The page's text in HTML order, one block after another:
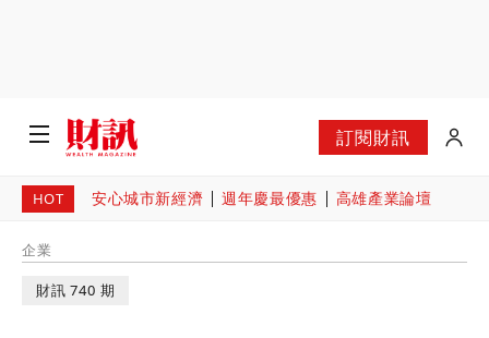
訂閱財訊
HOT 安心城市新經濟 週年慶最優惠 高雄產業論壇
企業
財訊 740 期